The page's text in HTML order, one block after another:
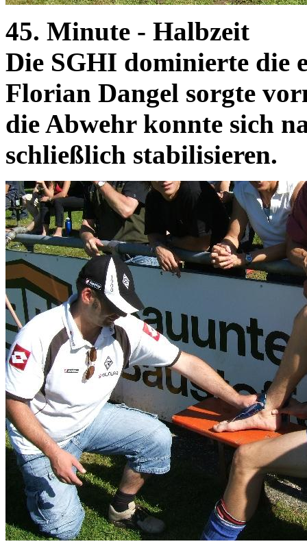
45. Minute - Halbzeit
Die SGHI dominierte die
Florian Dangel sorgte
die Abwehr konnte sich
schließlich stabilisieren.